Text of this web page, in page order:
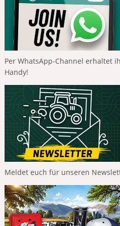
Per WhatsApp-Channel erhaltet
Handy!
Meldet euch für unseren